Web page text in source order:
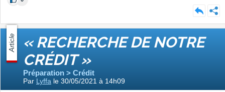
Article « RECHERCHE DE NOTRE
CRÉDIT »
Préparation > Crédit
Par Lyffa le 30/05/2021 à 14h09